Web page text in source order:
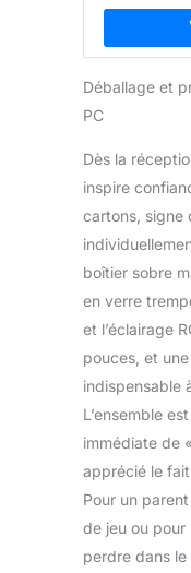
de
MAX
éclairage
Pack
gaming –
bits
carte
moniteur
Hz), Ultron
USB, DE
des PC
complet
des tests
Déballage et
PC
Dès la
inspire
cartons, signe
boîtier sobre
en verre
et l’éclairage
pouces, et
indispensable
L’ensemble
immédiate de
apprécié le
Pour un
de jeu ou pour
perdre dans